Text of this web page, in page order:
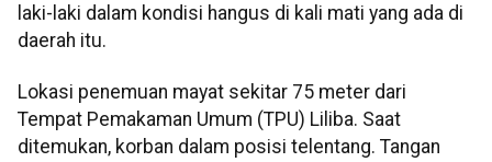
laki-laki dalam kondisi hangus di kali mati yang ada di
daerah itu.
Lokasi penemuan mayat sekitar 75 meter dari
Tempat Pemakaman Umum (TPU) Liliba. Saat
ditemukan, korban dalam posisi telentang. Tangan